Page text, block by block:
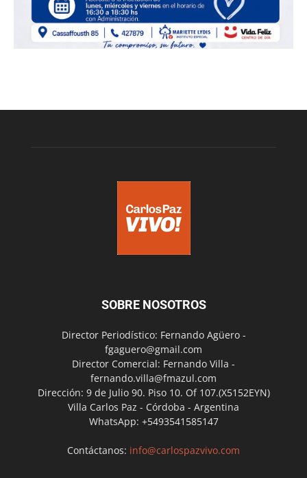
SOBRE NOSOTROS
Director Periodístico: Fernando Agüero -
fgaguero@gmail.com
Director Comercial: Fernando Villa -
fernando.villa@fmazul.com
Dirección: 9 de Julio 90. Piso 10. Of 107.(X5152EYN)
Villa Carlos Paz - Córdoba - Argentina
WhatsApp: +5493541585147
Contáctanos: info@carlospazvivo.com